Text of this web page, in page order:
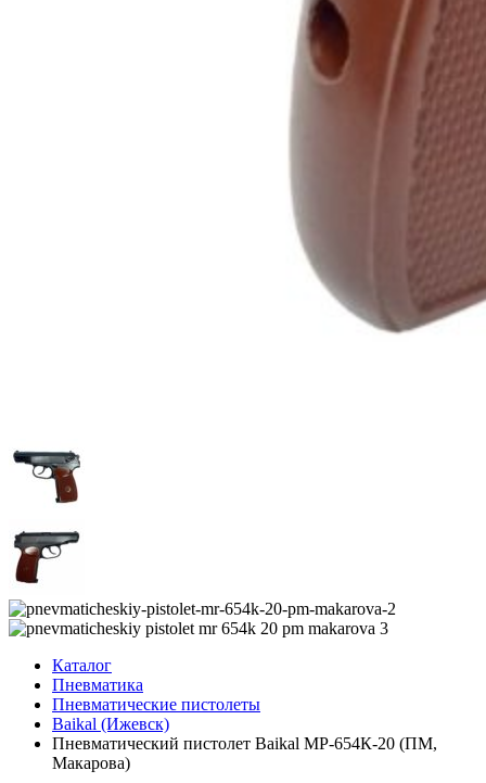
Каталог
Пневматика
Пневматические пистолеты
Baikal (Ижевск)
Пневматический пистолет Baikal МР-654К-20 (ПМ,
Макарова)